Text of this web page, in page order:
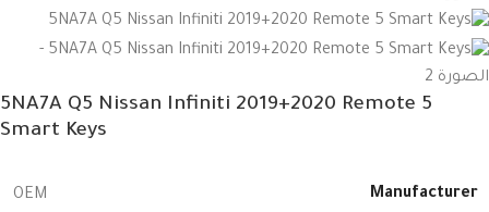
5NA7A Q5 Nissan Infiniti 2019+2020 Remote 5
Smart Keys
Manufacturer
OEM